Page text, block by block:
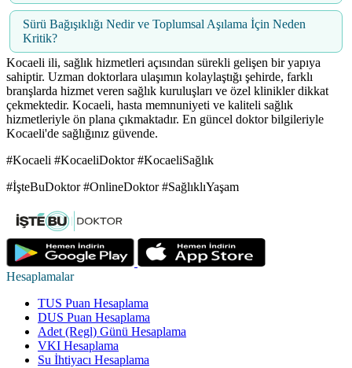
Sürü Bağışıklığı Nedir ve Toplumsal Aşılama İçin Neden
Kritik?
Kocaeli ili, sağlık hizmetleri açısından sürekli gelişen bir yapıya
sahiptir. Uzman doktorlara ulaşımın kolaylaştığı şehirde, farklı
branşlarda hizmet veren sağlık kuruluşları ve özel klinikler dikkat
çekmektedir. Kocaeli, hasta memnuniyeti ve kaliteli sağlık
hizmetleriyle ön plana çıkmaktadır. En güncel doktor bilgileriyle
Kocaeli'de sağlığınız güvende.
#Kocaeli #KocaeliDoktor #KocaeliSağlık
#İşteBuDoktor #OnlineDoktor #SağlıklıYaşam
Hesaplamalar
TUS Puan Hesaplama
DUS Puan Hesaplama
Adet (Regl) Günü Hesaplama
VKI Hesaplama
Su İhtiyacı Hesaplama